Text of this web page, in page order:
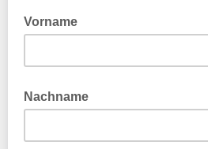
Vorname
Nachname